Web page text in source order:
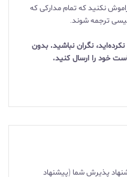
نکنید که تمام مدارکی که
ترجمه شوند.
نگران نباشید. بدون
خود را ارسال کنید.
پذیرش شما (پیشنهاد